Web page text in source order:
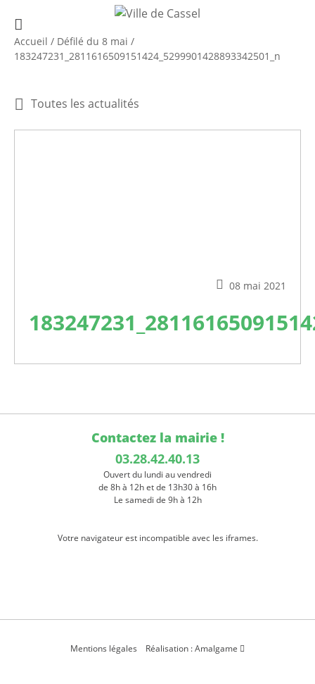
Accueil / Défilé du 8 mai /
183247231_2811616509151424_5299901428893342501_n
Toutes les actualités
08 mai 2021
Contactez la mairie !
03.28.42.40.13
Ouvert du lundi au vendredi
de 8h à 12h et de 13h30 à 16h
Le samedi de 9h à 12h
Votre navigateur est incompatible avec les iframes.
Mentions légales Réalisation : Amalgame